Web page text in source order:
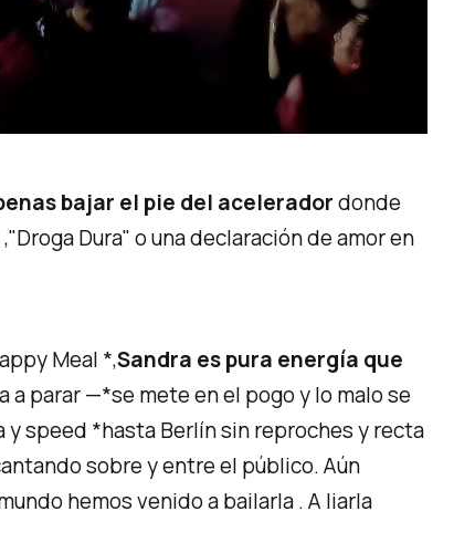
bajar el pie del aceleradordonde
,"Droga Dura"o una declaración de amor en
Meal *,Sandra es pura energía que
a parar —*se mete en el pogo y lo malo se
y speed *hasta Berlín sin reproches y recta
sobre y entre el público. Aún
hemos venido abailarla. A liarla